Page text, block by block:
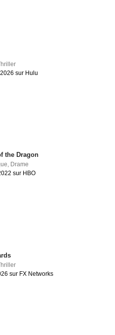
sur Hulu
the Dragon
, Drame
sur HBO
sur FX Networks